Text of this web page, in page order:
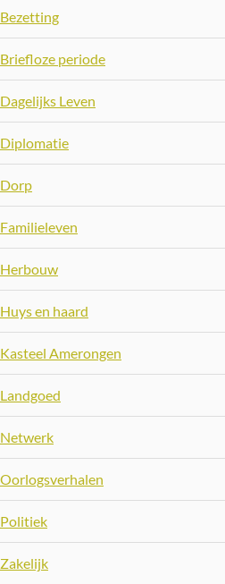
Bezetting
Briefloze periode
Dagelijks Leven
Diplomatie
Dorp
Familieleven
Herbouw
Huys en haard
Kasteel Amerongen
Landgoed
Netwerk
Oorlogsverhalen
Politiek
Zakelijk